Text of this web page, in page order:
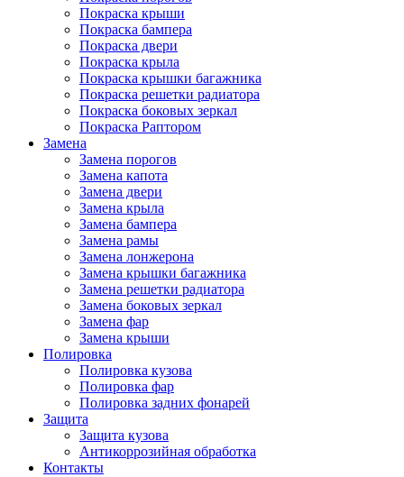
Покраска крыши
Покраска бампера
Покраска двери
Покраска крыла
Покраска крышки багажника
Покраска решетки радиатора
Покраска боковых зеркал
Покраска Раптором
Замена
Замена порогов
Замена капота
Замена двери
Замена крыла
Замена бампера
Замена рамы
Замена лонжерона
Замена крышки багажника
Замена решетки радиатора
Замена боковых зеркал
Замена фар
Замена крыши
Полировка
Полировка кузова
Полировка фар
Полировка задних фонарей
Защита
Защита кузова
Антикоррозийная обработка
Контакты